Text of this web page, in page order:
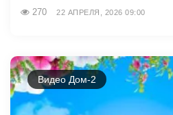
270 22 АПРЕЛЯ, 2026 09:00
Видео Дом-2